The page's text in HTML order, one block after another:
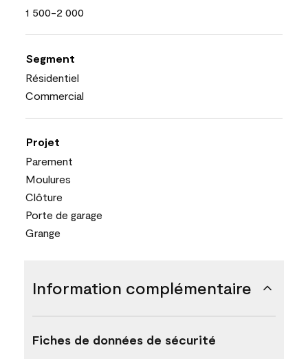
1 500-2 000
Segment
Résidentiel
Commercial
Projet
Parement
Moulures
Clôture
Porte de garage
Grange
Information complémentaire
Fiches de données de sécurité